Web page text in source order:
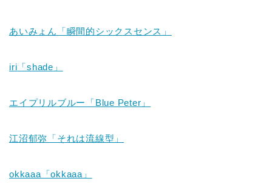
あいみょん「瞬間的シックスセンス」
iri 「shade 」
エイプリルブルー「Blue Peter」
江沼郁弥「それは流線型」
okkaaa「okkaaa」